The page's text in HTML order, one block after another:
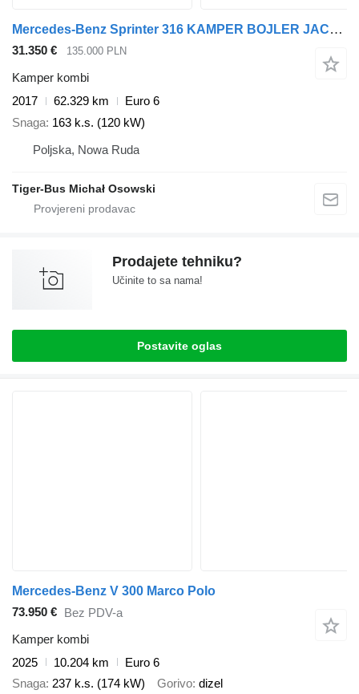
Mercedes-Benz Sprinter 316 KAMPER BOJLER JACHTOWY
31.350 € 135.000 PLN
Kamper kombi
2017
62.329 km
Euro 6
Snaga 163 k.s. (120 kW)
Poljska, Nowa Ruda
Tiger-Bus Michał Osowski
Prodajete tehniku?
Učinite to sa nama!
Postavite oglas
Mercedes-Benz V 300 Marco Polo
73.950 € Bez PDV-a
Kamper kombi
2025
10.204 km
Euro 6
Snaga 237 k.s. (174 kW) Gorivo dizel